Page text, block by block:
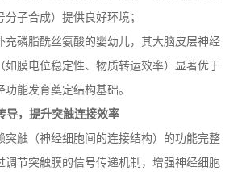
子合成）提供良好环境；
充磷脂酰丝氨酸的婴幼儿，其大脑皮层神经
如膜电位稳定性、物质转运效率）显著优于
能发育奠定结构基础。
导，提升突触连接效率
突触（神经细胞间的连接结构）的功能完整
调节突触膜的信号传递机制，增强神经细胞